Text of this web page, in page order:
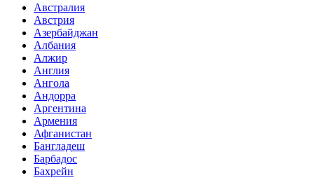
Австралия
Австрия
Азербайджан
Албания
Алжир
Англия
Ангола
Андорра
Аргентина
Армения
Афганистан
Бангладеш
Барбадос
Бахрейн